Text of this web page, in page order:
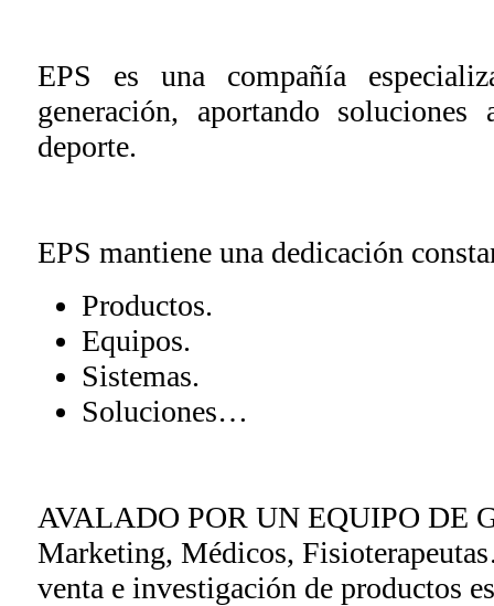
EPS es una compañía
generación, aportando
deporte.
EPS mantiene una dedicación
Productos.
Equipos.
Sistemas.
Soluciones…
AVALADO POR UN EQUIPO DE
Marketing, Médicos,
venta e investigación de productos